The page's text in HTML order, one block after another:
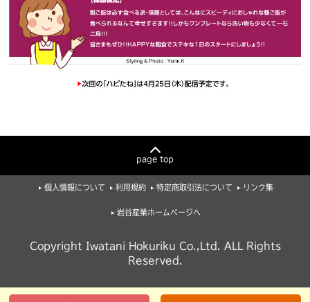
page top
個人情報について 利用規約 特定商取引法について リンク集
岩谷産業ホームページへ
Copyright Iwatani Hokuriku Co.,Ltd. ALL Rights
Reserved.